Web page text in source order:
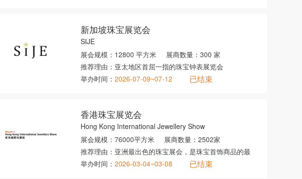
新加坡珠宝展览会
SIJE
展会规模： 12800 平方米 展商数量： 300 家
推荐理由： 亚太地区首屈一指的珠宝钟表展览会
举办时间： 2026-07-09~07-12 已结束
香港珠宝展览会
Hong Kong International Jewellery Show
展会规模： 76000平方米 展商数量： 2502家
推荐理由： 亚洲最出色的珠宝展会，是珠宝首饰商品的最
举办时间： 2026-03-04~03-08 已结束